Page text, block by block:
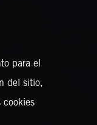
para el
del sitio,
cookies